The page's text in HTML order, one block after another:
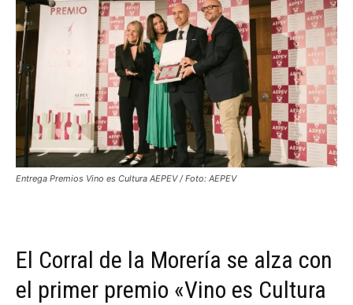
Entrega Premios Vino es Cultura AEPEV / Foto: AEPEV
El Corral de la Morería se alza con
el primer premio «Vino es Cultura